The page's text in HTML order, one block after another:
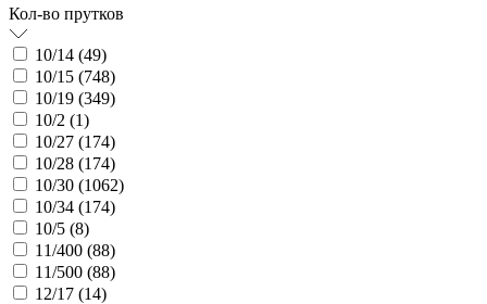
Кол-во прутков
10/14 (49)
10/15 (748)
10/19 (349)
10/2 (1)
10/27 (174)
10/28 (174)
10/30 (1062)
10/34 (174)
10/5 (8)
11/400 (88)
11/500 (88)
12/17 (14)